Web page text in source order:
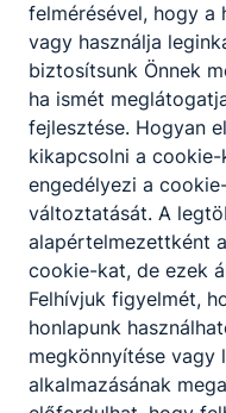
A Dunaújvárosi SZC
Kollégium a 2026/
óraadói állásban.
2026. aug. 4. Kiss
felmérésével, hogy a
vagy használja
biztosítsunk Önnek
ha ismét
fejlesztése. Hogyan
kikapcsolni a
engedélyezi a
változtatását. A
alapértelmezettként
cookie-kat, de ezek
Felhívjuk figyelmét,
honlapunk
megkönnyítése vagy
alkalmazásának